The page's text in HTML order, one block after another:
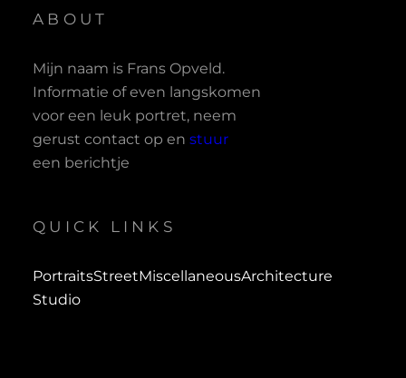
ABOUT
Mijn naam is Frans Opveld.
Informatie of even langskomen
voor een leuk portret, neem
gerust contact op en stuur
een berichtje
QUICK LINKS
PortraitsStreetMiscellaneousArchitecture
Studio